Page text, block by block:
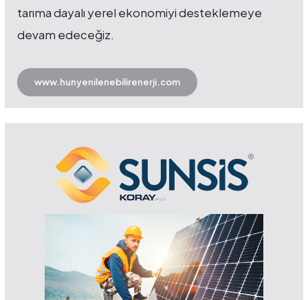
tarıma dayalı yerel ekonomiyi desteklemeye
devam edeceğiz.
www.hunyenilenebilirenerji.com